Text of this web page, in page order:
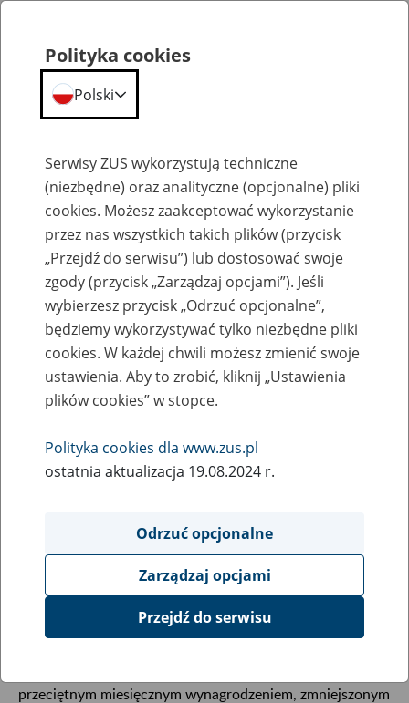
Zasiłek wyrównawczy
Wysokość zasiłku wyrównawczego
stycznia
2009
Zasiłek wyrównawczy stanowi różnicę między przeciętnym
wynagrodzeniem miesięcznym osiąganym podczas pracy z
obniżonym wynagrodzeniem.
tylko część miesiąca wskutek nieobecności w pracy z
przeciętnym miesięcznym wynagrodzeniem, zmniejszonym
Polityka cookies
Polski
Serwisy ZUS wykorzystują techniczne
(niezbędne) oraz analityczne (opcjonalne) pliki
cookies. Możesz zaakceptować wykorzystanie
przez nas wszystkich takich plików (przycisk
„Przejdź do serwisu”) lub dostosować swoje
zgody (przycisk „Zarządzaj opcjami”). Jeśli
wybierzesz przycisk „Odrzuć opcjonalne”,
będziemy wykorzystywać tylko niezbędne pliki
cookies. W każdej chwili możesz zmienić swoje
ustawienia. Aby to zrobić, kliknij „Ustawienia
plików cookies” w stopce.
Polityka cookies dla www.zus.pl
ostatnia aktualizacja 19.08.2024 r.
Odrzuć opcjonalne
Zarządzaj opcjami
Przejdź do serwisu